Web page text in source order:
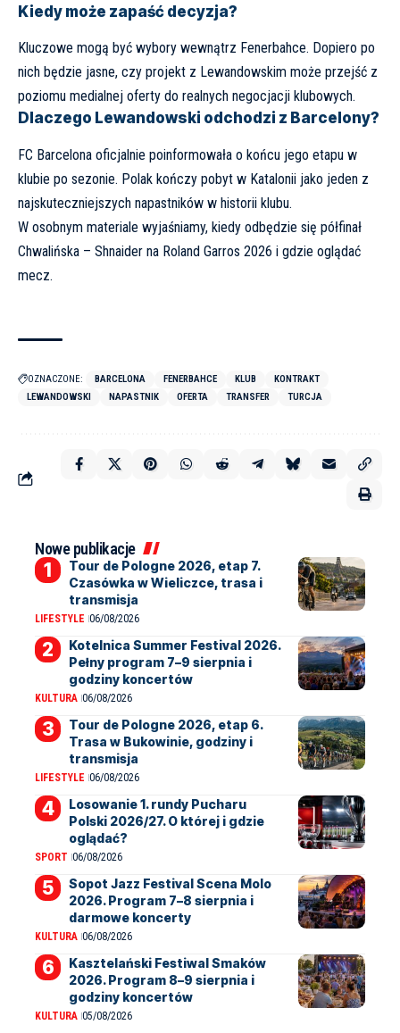
Kiedy może zapaść decyzja?
Kluczowe mogą być wybory wewnątrz Fenerbahce. Dopiero po
nich będzie jasne, czy projekt z Lewandowskim może przejść z
poziomu medialnej oferty do realnych negocjacji klubowych.
Dlaczego Lewandowski odchodzi z Barcelony?
FC Barcelona oficjalnie poinformowała o końcu jego etapu w
klubie po sezonie. Polak kończy pobyt w Katalonii jako jeden z
najskuteczniejszych napastników w historii klubu.
W osobnym materiale wyjaśniamy, kiedy odbędzie się półfinał
Chwalińska – Shnaider na Roland Garros 2026 i gdzie oglądać
mecz.
OZNACZONE: BARCELONA FENERBAHCE KLUB
KONTRAKT
LEWANDOWSKI
NAPASTNIK OFERTA TRANSFER TURCJA
Nowe publikacje
Tour de Pologne 2026, etap 7.
Czasówka w Wieliczce, trasa i
transmisja
LIFESTYLE 06/08/2026
Kotelnica Summer Festival 2026.
Pełny program 7–9 sierpnia i
godziny koncertów
KULTURA 06/08/2026
Tour de Pologne 2026, etap 6.
Trasa w Bukowinie, godziny i
transmisja
LIFESTYLE 06/08/2026
Losowanie 1. rundy Pucharu
Polski 2026/27. O której i gdzie
oglądać?
SPORT 06/08/2026
Sopot Jazz Festival Scena Molo
2026. Program 7–8 sierpnia i
darmowe koncerty
KULTURA 06/08/2026
Kasztelański Festiwal Smaków
2026. Program 8–9 sierpnia i
godziny koncertów
KULTURA 05/08/2026